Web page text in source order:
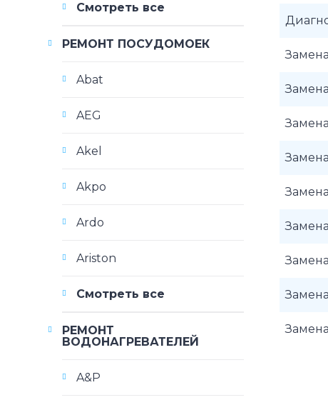
Смотреть все
РЕМОНТ ПОСУДОМОЕК
Abat
AEG
Akel
Akpo
Ardo
Ariston
Смотреть все
РЕМОНТ
ВОДОНАГРЕВАТЕЛЕЙ
A&P